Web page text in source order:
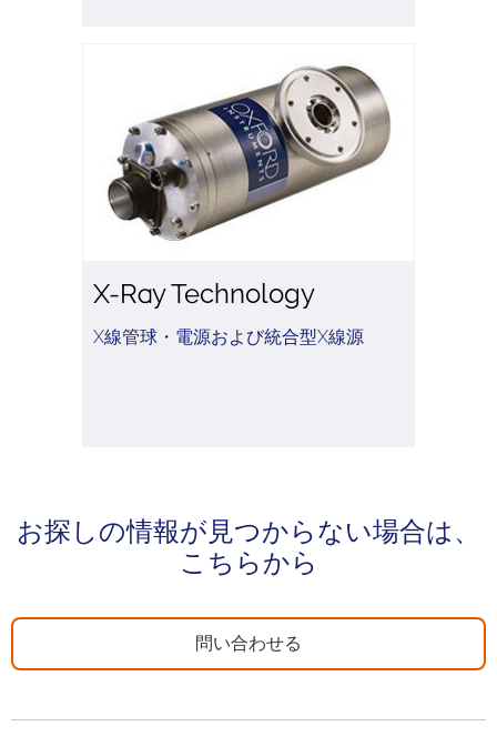
X-Ray Technology
X線管球・電源および統合型X線源
お探しの情報が見つからない場合は、
こちらから
問い合わせる